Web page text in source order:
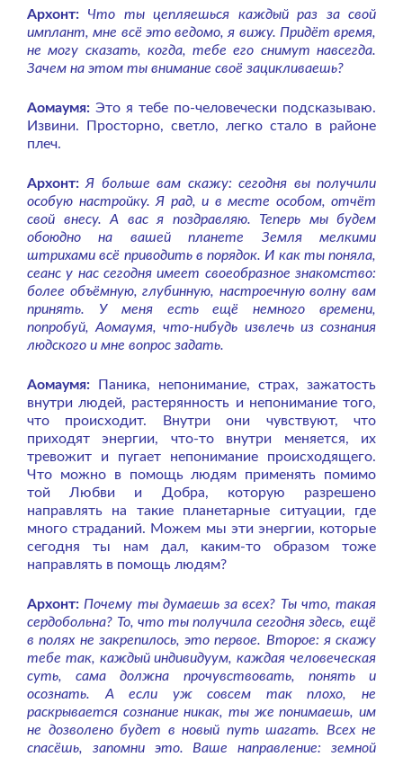
Архонт: Что ты цепляешься каждый раз за свой
имплант, мне всё это ведомо, я вижу. Придёт время,
не могу сказать, когда, тебе его снимут навсегда.
Зачем на этом ты внимание своё зацикливаешь?
Аомаумя: Это я тебе по-человечески подсказываю.
Извини. Просторно, светло, легко стало в районе
плеч.
Архонт: Я больше вам скажу: сегодня вы получили
особую настройку. Я рад, и в месте особом, отчёт
свой внесу. А вас я поздравляю. Теперь мы будем
обоюдно на вашей планете Земля мелкими
штрихами всё приводить в порядок. И как ты поняла,
сеанс у нас сегодня имеет своеобразное знакомство:
более объёмную, глубинную, настроечную волну вам
принять. У меня есть ещё немного времени,
попробуй, Аомаумя, что-нибудь извлечь из сознания
людского и мне вопрос задать.
Аомаумя: Паника, непонимание, страх, зажатость
внутри людей, растерянность и непонимание того,
что происходит. Внутри они чувствуют, что
приходят энергии, что-то внутри меняется, их
тревожит и пугает непонимание происходящего.
Что можно в помощь людям применять помимо
той Любви и Добра, которую разрешено
направлять на такие планетарные ситуации, где
много страданий. Можем мы эти энергии, которые
сегодня ты нам дал, каким-то образом тоже
направлять в помощь людям?
Архонт: Почему ты думаешь за всех? Ты что, такая
сердобольна? То, что ты получила сегодня здесь, ещё
в полях не закрепилось, это первое. Второе: я скажу
тебе так, каждый индивидуум, каждая человеческая
суть, сама должна прочувствовать, понять и
осознать. А если уж совсем так плохо, не
раскрывается сознание никак, ты же понимаешь, им
не дозволено будет в новый путь шагать. Всех не
спасёшь, запомни это. Ваше направление: земной